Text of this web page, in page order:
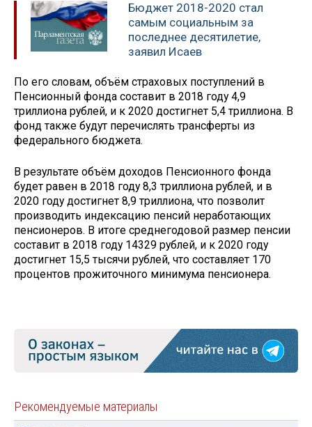
Бюджет 2018-2020 стал
самым социальным за
последнее десятилетие,
заявил Исаев
По его словам, объём страховых поступлений в
Пенсионный фонда составит в 2018 году 4,9
триллиона рублей, и к 2020 достигнет 5,4 триллиона. В
фонд также будут перечислять трансферты из
федерального бюджета.
В результате объём доходов Пенсионного фонда
будет равен в 2018 году 8,3 триллиона рублей, и в
2020 году достигнет 8,9 триллиона, что позволит
производить индексацию пенсий неработающих
пенсионеров. В итоге среднегодовой размер пенсии
составит в 2018 году 14329 рублей, и к 2020 году
достигнет 15,5 тысячи рублей, что составляет 170
процентов прожиточного минимума пенсионера.
Рекомендуемые материалы